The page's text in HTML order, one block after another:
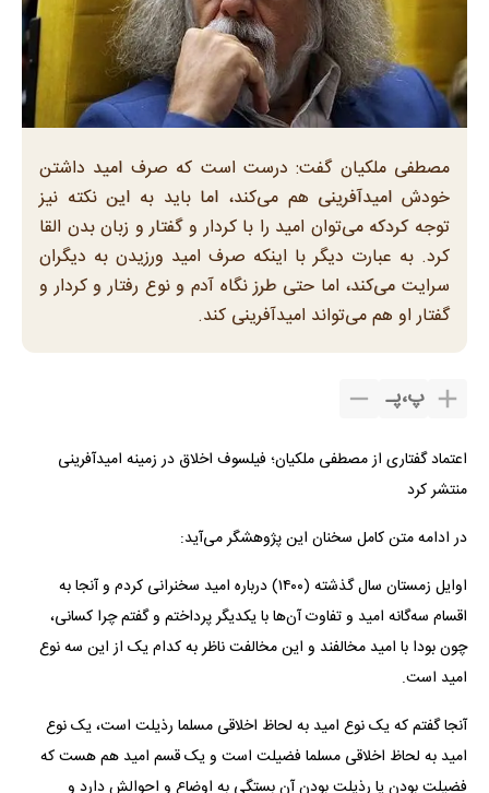
مصطفی ملکیان گفت: درست است که صرف امید داشتن
خودش امیدآفرینی هم می‌کند، اما باید به این نکته نیز
توجه کردکه می‌توان امید را با کردار و گفتار و زبان بدن القا
کرد. به عبارت دیگر با اینکه صرف امید ورزیدن به دیگران
سرایت می‌کند، اما حتی طرز نگاه آدم و نوع رفتار و کردار و
گفتار او هم می‌تواند امیدآفرینی کند.
پ،پـ
اعتماد گفتاری از مصطفی ملکیان؛ فیلسوف اخلاق در زمینه امیدآفرینی
منتشر کرد
در ادامه متن کامل سخنان این پژوهشگر می‌آید:
اوایل زمستان سال گذشته (۱۴۰۰) درباره امید سخنرانی کردم و آنجا به
اقسام سه‌گانه امید و تفاوت آن‌ها با یکدیگر پرداختم و گفتم چرا کسانی،
چون بودا با امید مخالفند و این مخالفت ناظر به کدام یک از این سه نوع
امید است.
آنجا گفتم که یک نوع امید به لحاظ اخلاقی مسلما رذیلت است، یک نوع
امید به لحاظ اخلاقی مسلما فضیلت است و یک قسم امید هم هست که
فضیلت بودن یا رذیلت بودن آن بستگی به اوضاع و احوالش دارد و